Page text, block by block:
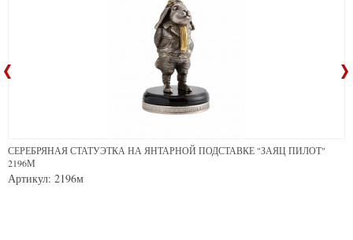
СЕРЕБРЯНАЯ СТАТУЭТКА НА ЯНТАРНОЙ ПОДСТАВКЕ "ЗАЯЦ ПИЛОТ"
2196М
Артикул: 2196м